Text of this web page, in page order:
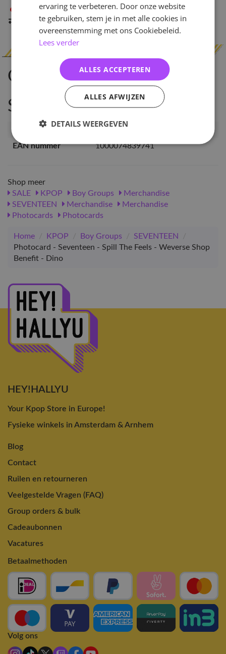
Niet op voorraadin Arnhem
Indien op voorraadbinnen 2 werkdagenverzonden
Omschrijving
Specificaties
Artikelnummer
PC-SVT-STF-WSB-DINO
EAN nummer
1000074839741
Shop meer
SALE
KPOP Boy Groups
Merchandise
SEVENTEEN
Merchandise
Merchandise
Photocards
Photocards
Home / KPOP / Boy Groups / SEVENTEEN
/
Photocard - Seventeen - Spill The Feels - Weverse Shop
Benefit - Dino
HEY!HALLYU
Your Kpop Store in Europe!
Fysieke winkels in Amsterdam & Arnhem
Blog
Contact
Ruilen en retourneren
Veelgestelde Vragen (FAQ)
Group orders & bulk
Cadeaubonnen
Vacatures
Betaalmethoden
Volg ons
ervaring te verbeteren. Door onze website
te gebruiken, stem je in met alle cookies in
overeenstemming met ons Cookiebeleid.
Lees verder
ALLES ACCEPTEREN
ALLES AFWIJZEN
DETAILS WEERGEVEN